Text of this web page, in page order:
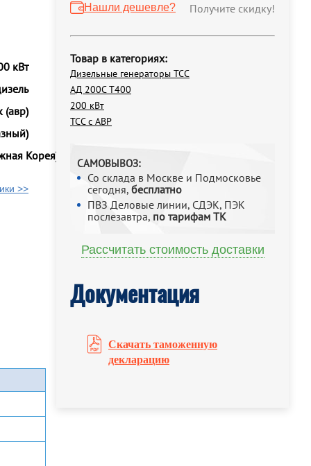
Нашли дешевле? Получите скидку!
Товар в категориях:
Дизельные генераторы ТСС
АД 200С Т400
200 кВт
ТСС с АВР
САМОВЫВОЗ:
Со склада в Москве и Подмосковье
сегодня, бесплатно
ПВЗ Деловые линии, СДЭК, ПЭК
послезавтра, по тарифам ТК
Рассчитать стоимость доставки
Документация
Скачать таможенную
декларацию
кВт
(авр)
Корея)
>>